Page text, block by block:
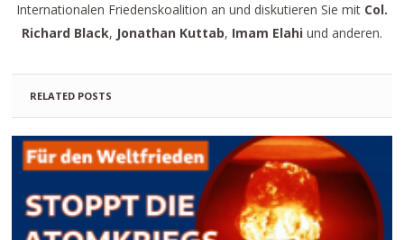
Internationalen Friedenskoalition an und diskutieren Sie mit Col.
Richard Black, Jonathan Kuttab, Imam Elahiund anderen.
RELATED POSTS